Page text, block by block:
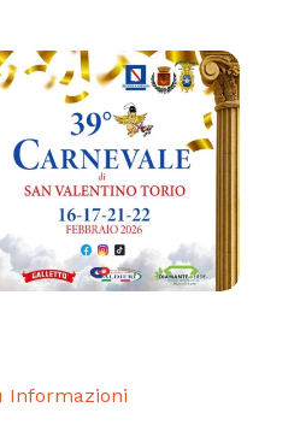
Informazioni